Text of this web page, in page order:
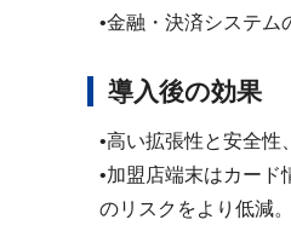
•金融・決済システム
導入後の効果
•高い拡張性と安全性
•加盟店端末はカー
のリスクをより低減。